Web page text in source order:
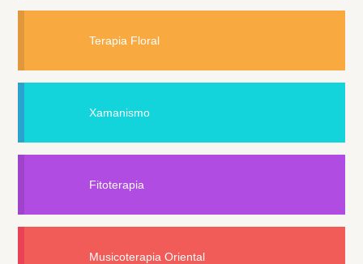
Terapia Floral
Xamanismo
Fitoterapia
Musicoterapia Oriental